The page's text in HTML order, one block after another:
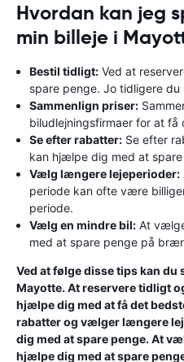
Hvordan kan jeg
min billeje i
Bestil tidligt: Ved at
spare penge. Jo tidligere du
Sammenlign priser:
biludlejningsfirmaer for at
Se efter rabatter: Se efter
kan hjælpe dig med at
Vælg længere lejeperioder:
periode kan ofte være
periode.
Vælg en mindre bil: At
med at spare penge på
Ved at følge disse tips kan du
Mayotte. At reservere tidligt
hjælpe dig med at få det
rabatter og vælger længere
dig med at spare penge. At
hjælpe dig med at spare